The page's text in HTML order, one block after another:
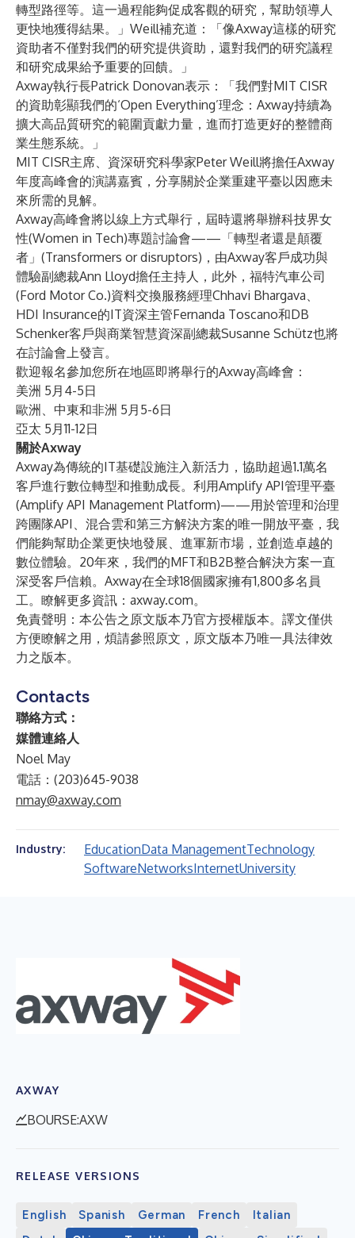
轉型路徑等。這一過程能夠促成客觀的研究，幫助領導人
更快地獲得結果。」Weill補充道：「像Axway這樣的研究
資助者不僅對我們的研究提供資助，還對我們的研究議程
和研究成果給予重要的回饋。」
Axway執行長Patrick Donovan表示：「我們對MIT CISR
的資助彰顯我們的‘Open Everything’理念：Axway持續為
擴大高品質研究的範圍貢獻力量，進而打造更好的整體商
業生態系統。」
MIT CISR主席、資深研究科學家Peter Weill將擔任Axway
年度高峰會的演講嘉賓，分享關於企業重建平臺以因應未
來所需的見解。
Axway高峰會將以線上方式舉行，屆時還將舉辦科技界女
性(Women in Tech)專題討論會——「轉型者還是顛覆
者」(Transformers or disruptors)，由Axway客戶成功與
體驗副總裁Ann Lloyd擔任主持人，此外，福特汽車公司
(Ford Motor Co.)資料交換服務經理Chhavi Bhargava、
HDI Insurance的IT資深主管Fernanda Toscano和DB
Schenker客戶與商業智慧資深副總裁Susanne Schütz也將
在討論會上發言。
歡迎報名參加您所在地區即將舉行的Axway高峰會：
美洲 5月4-5日
歐洲、中東和非洲 5月5-6日
亞太 5月11-12日
關於Axway
Axway為傳統的IT基礎設施注入新活力，協助超過1.1萬名
客戶進行數位轉型和推動成長。利用Amplify API管理平臺
(Amplify API Management Platform)——用於管理和治理
跨團隊API、混合雲和第三方解決方案的唯一開放平臺，我
們能夠幫助企業更快地發展、進軍新市場，並創造卓越的
數位體驗。20年來，我們的MFT和B2B整合解決方案一直
深受客戶信賴。Axway在全球18個國家擁有1,800多名員
工。瞭解更多資訊： axway.com。
免責聲明：本公告之原文版本乃官方授權版本。譯文僅供
方便瞭解之用，煩請參照原文，原文版本乃唯一具法律效
力之版本。
Contacts
聯絡方式：
媒體連絡人
Noel May
電話：(203)645-9038
nmay@axway.com
Industry: EducationData ManagementTechnology
SoftwareNetworksInternetUniversity
AXWAY
BOURSE:AXW
RELEASE VERSIONS
English Spanish German French
Italian